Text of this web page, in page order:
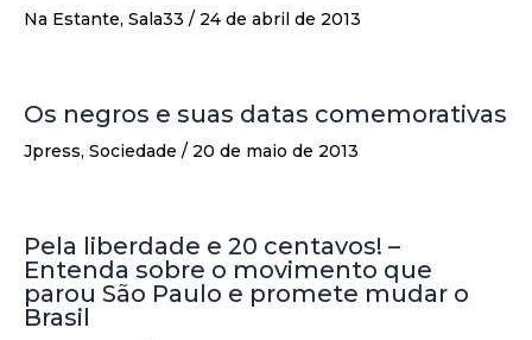
Na Estante, Sala33 / 24 de abril de 2013
Os negros e suas datas comemorativas
Jpress, Sociedade / 20 de maio de 2013
Pela liberdade e 20 centavos! –
Entenda sobre o movimento que
parou São Paulo e promete mudar o
Brasil